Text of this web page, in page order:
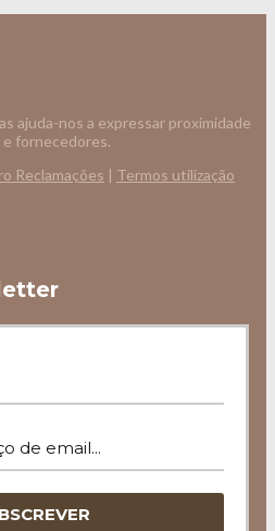
ajuda-nos a expressar proximidade
fornecedores.
Reclamações | Termos utilização